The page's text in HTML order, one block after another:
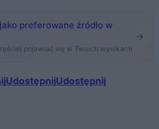
jako preferowane źródło w
pojawiać się w Twoich wynikach
UdostępnijUdostępnij